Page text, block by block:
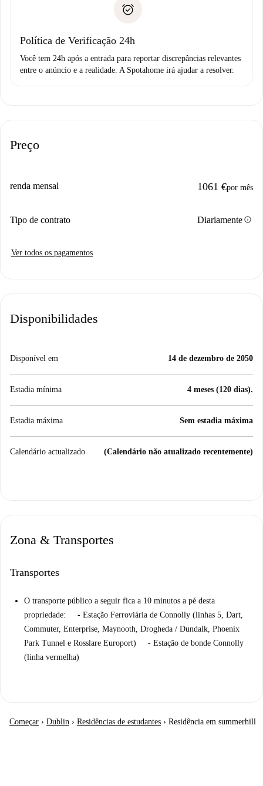
Débito direto bancário
não comunicar nenhum problema.
Política de Verificação 24h
Você tem 24h após a entrada para reportar discrepâncias relevantes
entre o anúncio e a realidade. A Spotahome irá ajudar a resolver.
Preço
renda mensal 1061 €por mês
Tipo de contrato Diariamenteinfo
Ver todos os pagamentos
Disponibilidades
Disponível em 14 de dezembro de 2050
Estadia mínima 4 meses (120 dias).
Estadia máxima Sem estadia máxima
Calendário actualizado (Calendário não atualizado recentemente)
Zona & Transportes
Transportes
O transporte público a seguir fica a 10 minutos a pé desta
propriedade: - Estação Ferroviária de Connolly (linhas 5, Dart,
Commuter, Enterprise, Maynooth, Drogheda / Dundalk, Phoenix
Park Tunnel e Rosslare Europort) - Estação de bonde Connolly
(linha vermelha)
Começar › Dublin › Residências de estudantes › Residência em summerhill